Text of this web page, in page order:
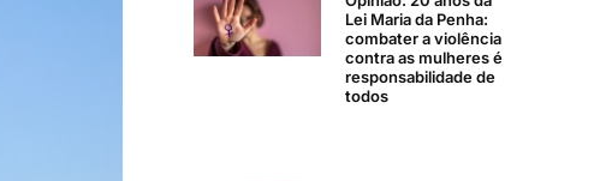
Lei Maria da Penha:
combater a violência
contra as mulheres é
responsabilidade de
todos